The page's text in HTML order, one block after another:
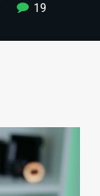
19